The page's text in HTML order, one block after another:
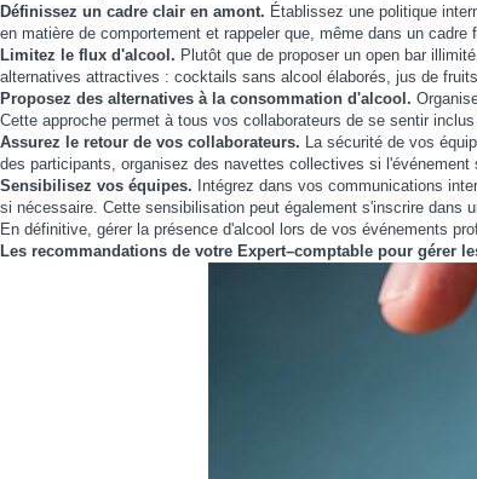
Définissez un cadre clair en amont. Établissez une politique
en matière de comportement et rappeler que, même dans un
Limitez le flux d'alcool. Plutôt que de proposer un open bar
alternatives attractives : cocktails sans alcool élaborés, jus de
Proposez des alternatives à la consommation d'alcool.
Cette approche permet à tous vos collaborateurs de se sentir
Assurez le retour de vos collaborateurs. La sécurité de vos
des participants, organisez des navettes collectives si
Sensibilisez vos équipes. Intégrez dans vos communications
si nécessaire. Cette sensibilisation peut également s'inscrire dans
En définitive, gérer la présence d'alcool lors de vos événements
Les recommandations de votre Expert–comptable pour gérer